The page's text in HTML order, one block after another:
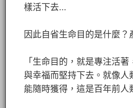
樣活下去...
因此自省生命目的是什麼？
「生命目的，就是專注活
與幸福而堅持下去。就像人
能隨時獲得，這是百年前人